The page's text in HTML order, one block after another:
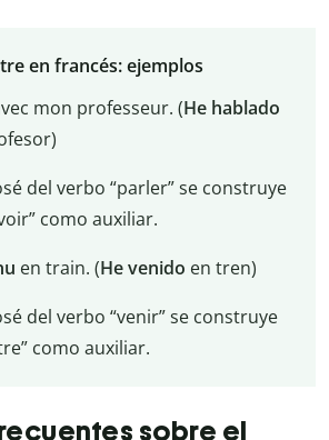
en francés: ejemplos
mon professeur. (He hablado
del verbo “parler” se construye
como auxiliar.
en train. (He venido en tren)
del verbo “venir” se construye
como auxiliar.
sobre el